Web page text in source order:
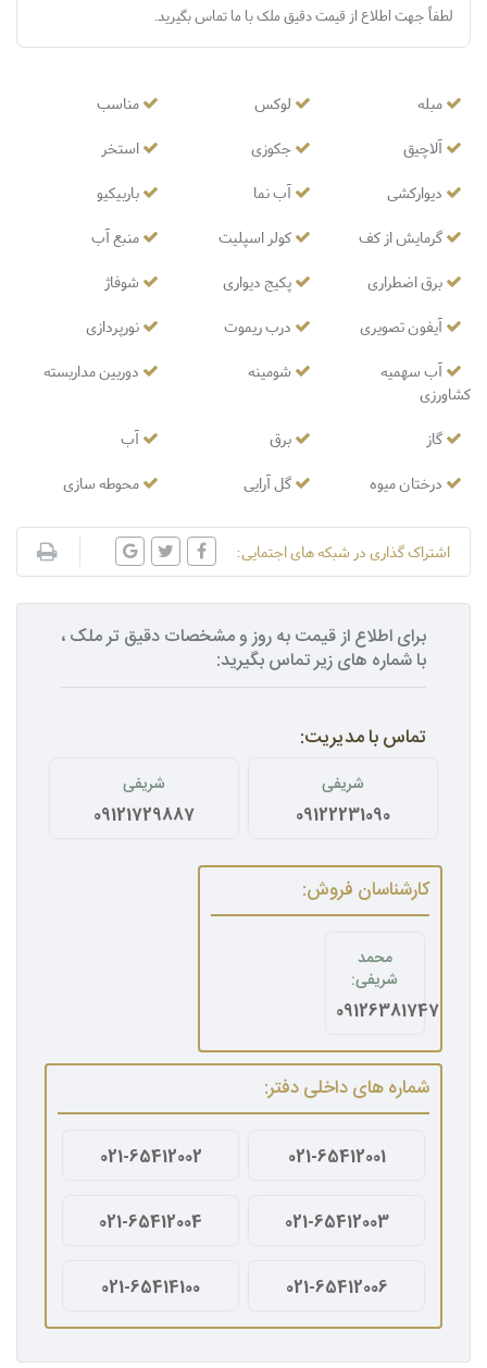
لطفاً جهت اطلاع از قیمت دقیق ملک با ما تماس بگیرید.
مناسب لوکس
مبله
استخر
جکوزی
آلاچیق
باربیکیو
آب نما
دیوارکشی
منبع آب
کولر اسپلیت
گرمایش از کف
شوفاژ
پکیج دیواری
برق اضطراری
نورپردازی
درب ریموت
آیفون تصویری
دوربین مداربسته
شومینه
آب سهمیه
کشاورزی
آب
برق
گاز
محوطه سازی
گل آرایی درختان میوه
اشتراک گذاری در شبکه های اجتمایی:
برای اطلاع از قیمت به روز و مشخصات دقیق تر ملک ،
با شماره های زیر تماس بگیرید:
تماس با مدیریت:
شریفی
09122231090
شریفی
09121729887
کارشناسان فروش:
محمد
شریفی:
09126381747
شماره های داخلی دفتر:
021-65412001
021-65412002
021-65412003
021-65412004
021-65412006
021-65414100